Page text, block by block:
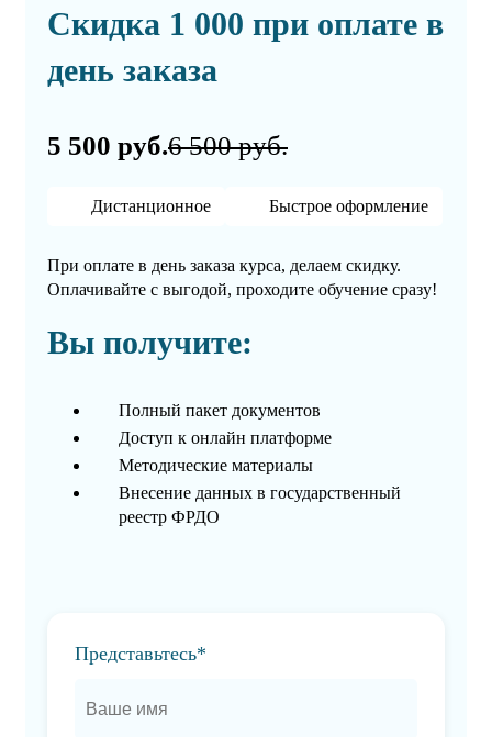
Скидка 1 000 при оплате в
день заказа
5 500 руб.6 500 руб.
Дистанционное Быстрое оформление
При оплате в день заказа курса, делаем скидку.
Оплачивайте с выгодой, проходите обучение сразу!
Вы получите:
Полный пакет документов
Доступ к онлайн платформе
Методические материалы
Внесение данных в государственный
реестр ФРДО
Представьтесь*